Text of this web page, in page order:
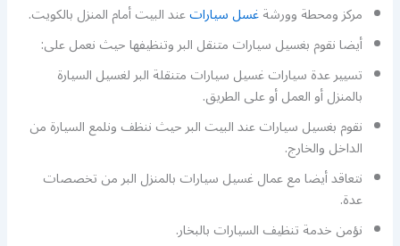
مركز ومحطة وورشةغسل سياراتعند البيت أمام المنزل بالكويت.
أيضا نقوم بغسيل سيارات متنقل البر وتنظيفها حيث نعمل على:
تسيير عدة سيارات غسيل سيارات متنقلة البر لغسيل السيارة
بالمنزل أو العمل أو على الطريق.
نقوم بغسيل سيارات عند البيت البر حيث ننظف ونلمع السيارة من
الداخل والخارج.
نتعاقد أيضا مع عمال غسيل سيارات بالمنزل البر من تخصصات
عدة.
نؤمن خدمة تنظيف السيارات بالبخار.